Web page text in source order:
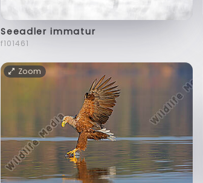
Seeadler immatur
f101461
Zoom